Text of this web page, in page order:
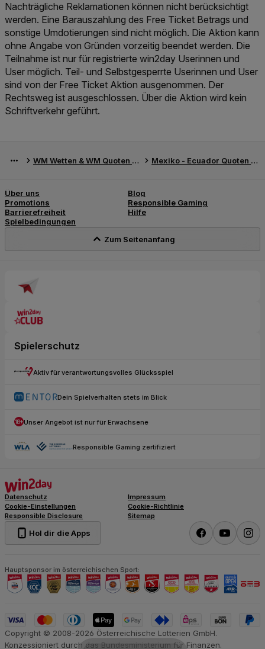
Nachträgliche Reklamationen können nicht berücksichtigt
werden. Eine Barauszahlung des Free Ticket Betrags und
sonstige Umdotierungen sind nicht möglich. Die Aktion kann
ohne Angabe von Gründen vorzeitig beendet werden. Die
Teilnahme ist nur für registrierte win2day Userinnen und
User möglich. Teil- und Selbstgesperrte Userinnen und User
sind von der Free Ticket Aktion ausgenommen. Der
Rechtsweg ist ausgeschlossen. Über die Aktion wird kein
Schriftverkehr geführt.